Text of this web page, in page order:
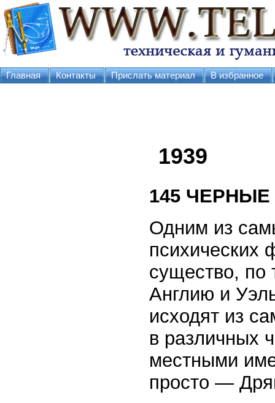
Главная Контакты Прислать материал В избранное
1939
145
Одним из
психических
существо, по
Англию и
исходят из
в различных
местными
просто —